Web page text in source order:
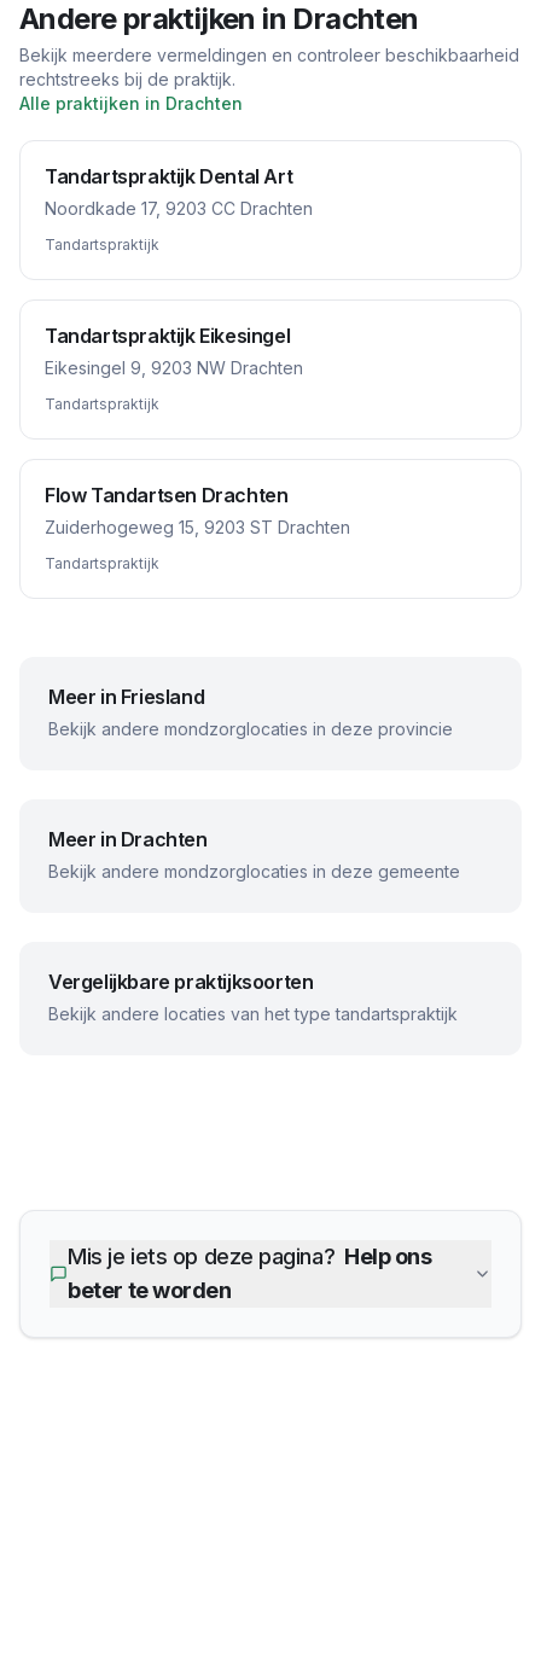
Andere praktijken in Drachten
Bekijk meerdere vermeldingen en controleer beschikbaarheid
rechtstreeks bij de praktijk.
Alle praktijken in Drachten
Tandartspraktijk Dental Art
Noordkade 17, 9203 CC Drachten
Tandartspraktijk
Tandartspraktijk Eikesingel
Eikesingel 9, 9203 NW Drachten
Tandartspraktijk
Flow Tandartsen Drachten
Zuiderhogeweg 15, 9203 ST Drachten
Tandartspraktijk
Meer in Friesland
Bekijk andere mondzorglocaties in deze provincie
Meer in Drachten
Bekijk andere mondzorglocaties in deze gemeente
Vergelijkbare praktijksoorten
Bekijk andere locaties van het type tandartspraktijk
Mis je iets op deze pagina? Help ons
beter te worden